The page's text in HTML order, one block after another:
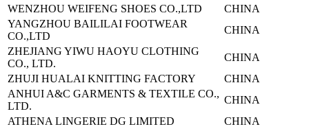
WENZHOU WEIFENG SHOES CO.,LTD
CHINA
YANGZHOU BAILILAI FOOTWEAR
CO.,LTD
CHINA
ZHEJIANG YIWU HAOYU CLOTHING
CO., LTD.
CHINA
ZHUJI HUALAI KNITTING FACTORY
CHINA
ANHUI A&C GARMENTS & TEXTILE CO.,
LTD.
CHINA
ATHENA LINGERIE DG LIMITED
CHINA